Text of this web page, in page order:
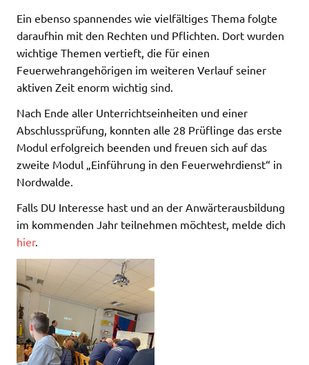
Ein ebenso spannendes wie vielfältiges Thema folgte
daraufhin mit den Rechten und Pflichten. Dort wurden
wichtige Themen vertieft, die für einen
Feuerwehrangehörigen im weiteren Verlauf seiner
aktiven Zeit enorm wichtig sind.
Nach Ende aller Unterrichtseinheiten und einer
Abschlussprüfung, konnten alle 28 Prüflinge das erste
Modul erfolgreich beenden und freuen sich auf das
zweite Modul „Einführung in den Feuerwehrdienst“ in
Nordwalde.
Falls DU Interesse hast und an der Anwärterausbildung
im kommenden Jahr teilnehmen möchtest, melde dich
hier.